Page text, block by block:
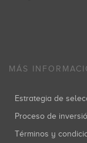
MÁS
Estrategia de
Proceso de
Términos y